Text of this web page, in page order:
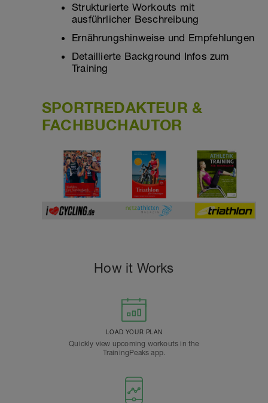
Strukturierte Workouts mit
ausführlicher Beschreibung
Ernährungshinweise und Empfehlungen
Detaillierte Background Infos zum
Training
SPORTREDAKTEUR &
FACHBUCHAUTOR
How it Works
LOAD YOUR PLAN
Quickly view upcoming workouts in the
TrainingPeaks app.